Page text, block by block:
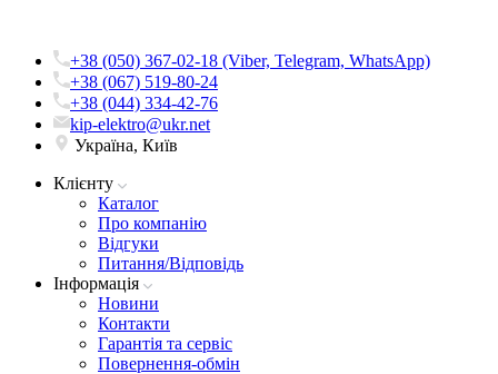
+38 (050) 367-02-18 (Viber, Telegram, WhatsApp)
+38 (067) 519-80-24
+38 (044) 334-42-76
kip-elektro@ukr.net
Україна, Київ
Клієнту
Каталог
Про компанію
Вiдгуки
Питання/Відповідь
Iнформацiя
Новини
Контакти
Гарантія та сервіс
Повернення-обмін